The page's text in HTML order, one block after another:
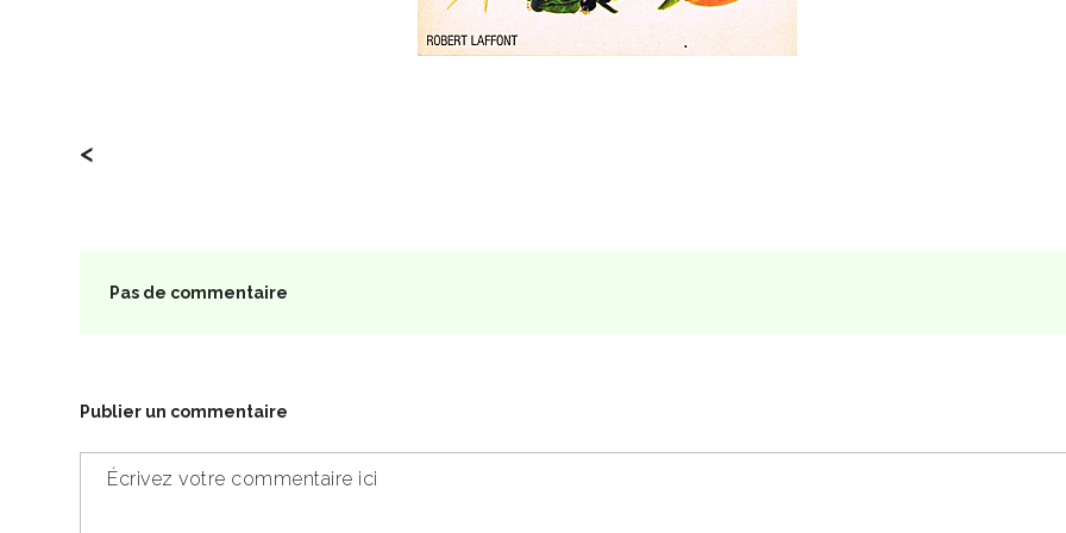
<
Pas de commentaire
Publier un commentaire